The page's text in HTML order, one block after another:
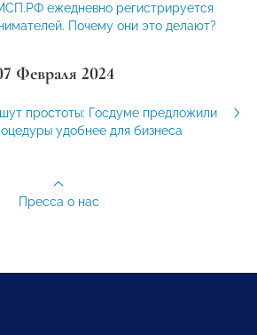
ежедневно регистрируется
Почему они это делают?
Февраля 2024
простоты: Госдуме предложили
удобнее для бизнеса
Пресса о нас